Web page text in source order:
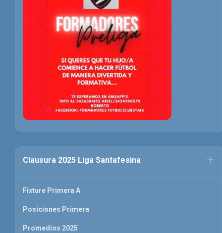
Clausura 2025 Liga Santafesina
Fixture Primera A
Posiciones Primera
Promedios 2025